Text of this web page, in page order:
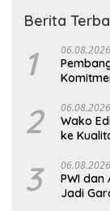
Berita
1 06.08.2026
2 06.08.2026
Wako
ke
3 06.08.2026
PWI dan
Jadi